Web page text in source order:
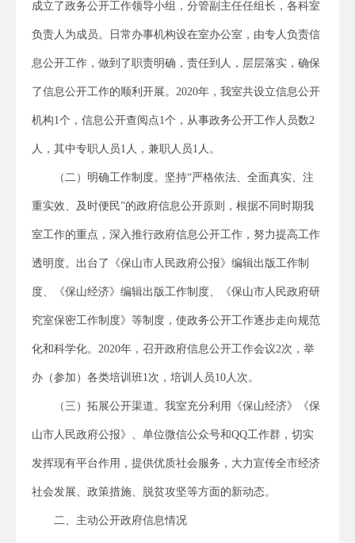
成立了政务公开工作领导小组，分管副主任任组长，各科室
负责人为成员。日常办事机构设在室办公室，由专人负责信
息公开工作，做到了职责明确，责任到人，层层落实，确保
了信息公开工作的顺利开展。 2020年，我室共设立信息公开
机构1 个，信息公开查阅点1 个，从事政务公开工作人员数2
人，其中专职人员1 人，兼职人员1 人。
（二）明确工作制度。 坚持“严格依法、全面真实、注
重实效、及时便民”的政府信息公开原则，根据不同时期我
室工作的重点，深入推行政府信息公开工作，努力提高工作
透明度。出台了《保山市人民政府公报》编辑出版工作制
度、《保山经济》编辑出版工作制度、《保山市人民政府研
究室保密工作制度》等制度，使政务公开工作逐步走向规范
化和科学化。 2020年， 召开政府信息公开工作会议2次，举
办（参加）各类培训班1 次，培训人员10 人次。
（三）拓展公开渠道。 我室充分利用 《保山经济》《保
山市人民政府公报》、单位微信公众号和QQ工作群 ，切实
发挥现有平台作用，提供优质社会服务，大力宣传全市经济
社会发展、政策措施、脱贫攻坚等方面的新动态。
二、主动公开政府信息情况